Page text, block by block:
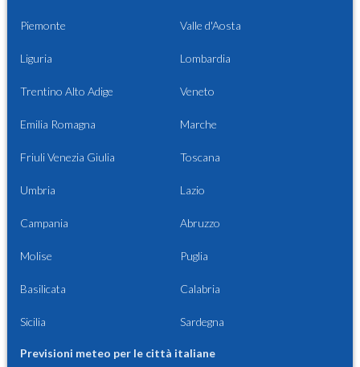
Piemonte Valle d'Aosta
Liguria Lombardia
Trentino Alto Adige Veneto
Emilia Romagna Marche
Friuli Venezia Giulia Toscana
Umbria Lazio
Campania Abruzzo
Molise Puglia
Basilicata Calabria
Sicilia Sardegna
Previsioni meteo per le città italiane